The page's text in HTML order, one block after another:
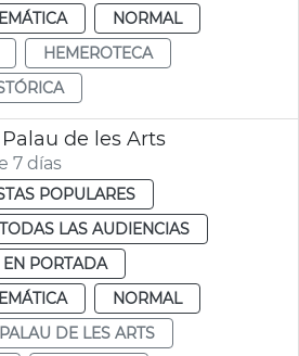
NORMAL
HEMEROTECA
de les Arts
7 días
POPULARES
TODAS LAS AUDIENCIAS
EN PORTADA
NORMAL
PALAU DE LES ARTS